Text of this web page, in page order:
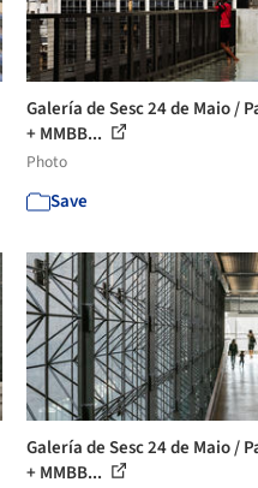
Galería de Sesc 24 de Maio /
+ MMBB...
Photo
Save
Galería de Sesc 24 de Maio /
+ MMBB...